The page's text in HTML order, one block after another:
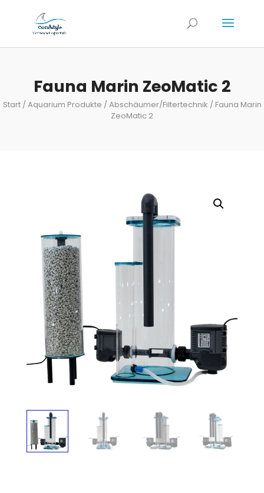
Fauna Marin ZeoMatic 2
Start/Aquarium Produkte /Abschäumer/Filtertechnik / Fauna Marin
ZeoMatic 2